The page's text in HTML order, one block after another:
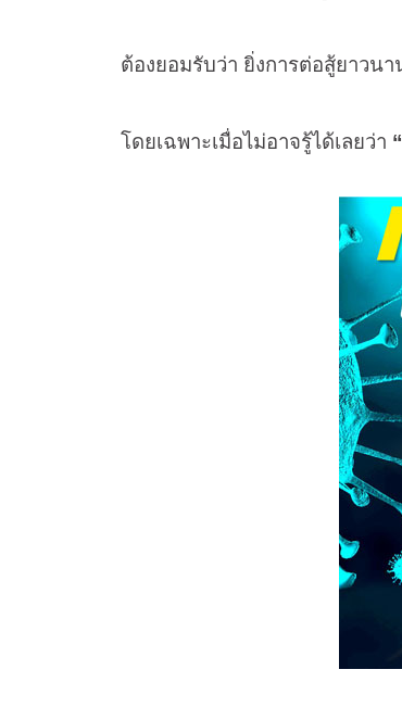
ต้องยอมรับว่า ยิ่งการต่อสู้ยาวน
โดยเฉพาะเมื่อไม่อาจรู้ได้เลยว่า